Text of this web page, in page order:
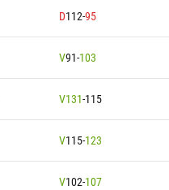
D112-95
V91-103
V131-115
V115-123
V102-107